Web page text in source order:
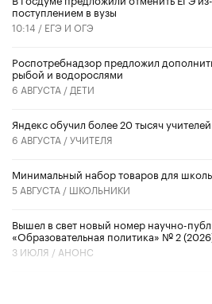
поступлением в вузы
10:14 / ЕГЭ И ОГЭ
Роспотребнадзор предложил
рыбой и водорослями
6 АВГУСТА / ДЕТИ
​Яндекс обучил более 20 тысяч
6 АВГУСТА /УЧИТЕЛЯ
Минимальный набор товаров для
5 АВГУСТА / ШКОЛЬНИКИ
Вышел в свет новый номер научно-
«Образовательная политика» № 2
3 ИЮЛЯ / АНОНС